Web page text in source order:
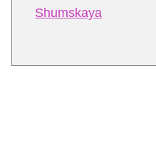
Shumskaya